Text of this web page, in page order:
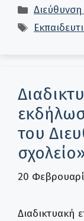
Κατηγορίες
Ετικέτες
του
20
Διαδικτυακή